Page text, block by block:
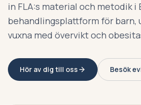
in FLA:s material och metodik i
behandlingsplattform för barn,
vuxna med övervikt och
Hör av dig till oss Besök